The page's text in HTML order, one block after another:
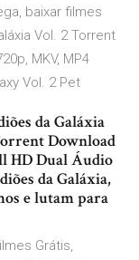
baixar filmes
Vol. 2 Torrent
MKV, MP4
Vol. 2 Pet
da Galáxia
Download
HD Dual Áudio
da Galáxia,
e lutam para
Grátis,